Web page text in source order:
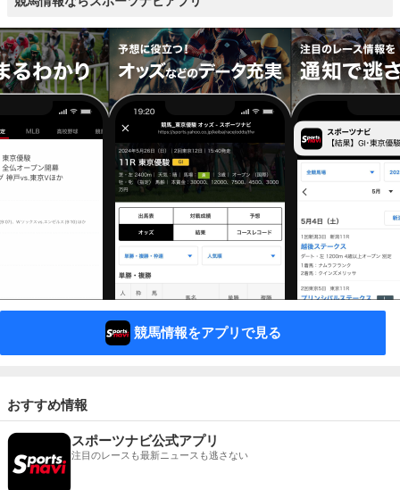
競馬情報をアプリで見る
おすすめ情報
スポーツナビ公式アプリ
注目のレースも最新ニュースも逃さない